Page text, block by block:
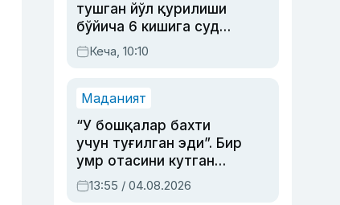
тушган йўл қурилиши
бўйича 6 кишига суд
ҳукми ўқилди
Кеча, 10:10
Маданият
“У бошқалар бахти
учун туғилган эди”. Бир
умр отасини кутган
актриса ва дубльяж
устаси Римма
13:55 / 04.08.2026